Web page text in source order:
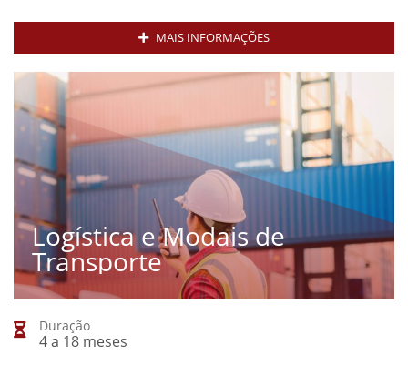
MAIS INFORMAÇÕES
Logística e Modais de
Transporte
Duração
4 a 18 meses